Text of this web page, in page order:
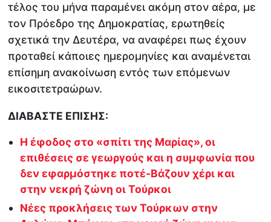
τέλος του μήνα παραμένει ακόμη στον αέρα, με
τον Πρόεδρο της Δημοκρατίας, ερωτηθείς
σχετικά την Δευτέρα, να αναφέρει πως έχουν
προταθεί κάποιες ημερομηνίες και αναμένεται
επίσημη ανακοίνωση εντός των επόμενων
εικοσιτετραώρων.
ΔΙΑΒΑΣΤΕ ΕΠΙΣΗΣ:
Η έφοδος στο «σπίτι της Μαρίας», οι
επιθέσεις σε γεωργούς και η συμφωνία που
δεν εφαρμόστηκε ποτέ-Βάζουν χέρι και
στην νεκρή ζώνη οι Τούρκοι
Νέες προκλήσεις των Τούρκων στην